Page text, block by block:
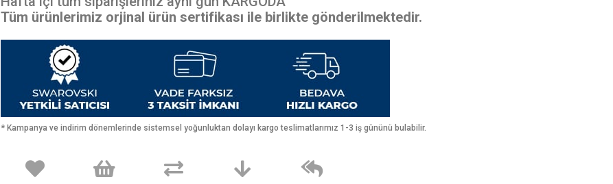
Tüm ürünlerimiz orjinal ürün sertifikası ile birlikte gönderilmektedir.
* Kampanya ve indirim dönemlerinde sistemsel yoğunluktan dolayı kargo teslimatlarımız 1-3 iş gününü bulabilir.